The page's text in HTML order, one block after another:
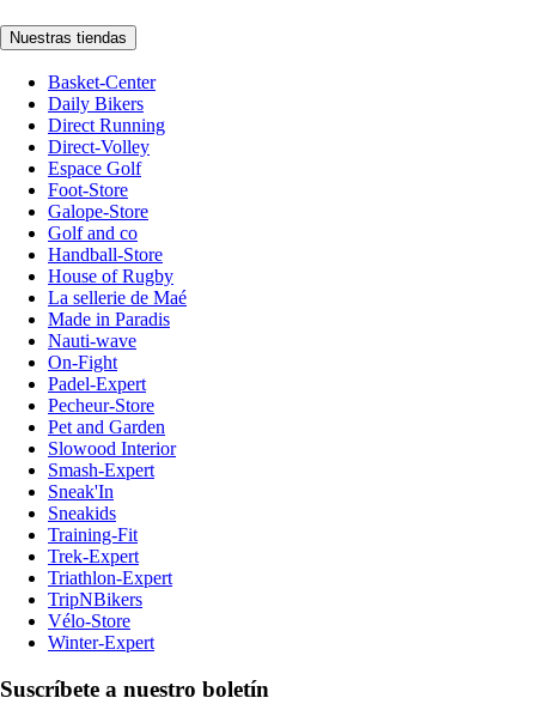
Nuestras tiendas
Basket-Center
Daily Bikers
Direct Running
Direct-Volley
Espace Golf
Foot-Store
Galope-Store
Golf and co
Handball-Store
House of Rugby
La sellerie de Maé
Made in Paradis
Nauti-wave
On-Fight
Padel-Expert
Pecheur-Store
Pet and Garden
Slowood Interior
Smash-Expert
Sneak'In
Sneakids
Training-Fit
Trek-Expert
Triathlon-Expert
TripNBikers
Vélo-Store
Winter-Expert
Suscríbete a nuestro boletín